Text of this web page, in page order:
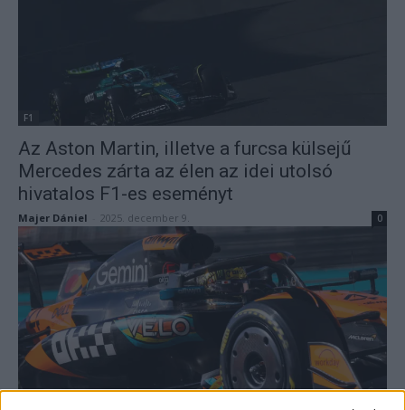
F1
Az Aston Martin, illetve a furcsa külsejű
Mercedes zárta az élen az idei utolsó
hivatalos F1-es eseményt
Majer Dániel 2025. december 9. 0